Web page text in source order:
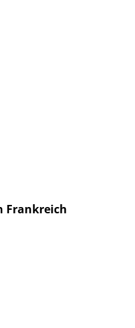
Frankreich